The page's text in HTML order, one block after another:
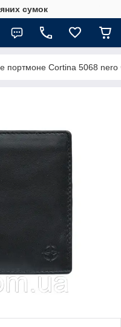
сумок
портмоне Cortina 5068 nero